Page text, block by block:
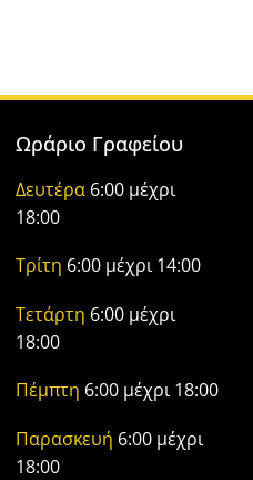
Ωράριο Γραφείου
Δευτέρα 6:00 μέχρι
18:00
Τρίτη 6:00 μέχρι 14:00
Τετάρτη 6:00 μέχρι
18:00
Πέμπτη 6:00 μέχρι 18:00
Παρασκευή 6:00 μέχρι
18:00